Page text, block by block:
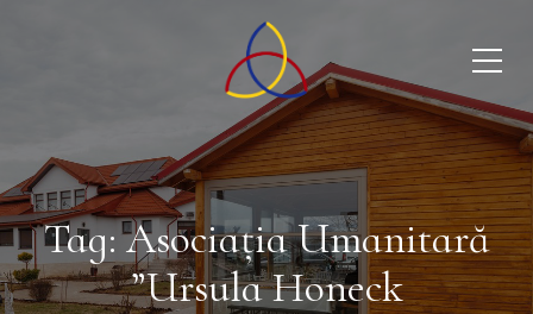
Tag: Asociația Umanitară
”Ursula Honeck